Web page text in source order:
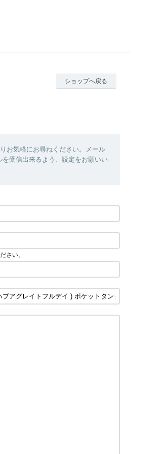
ショップへ戻る
お気軽にお尋ねください。メール
受信出来るよう、設定をお願いい
さい。